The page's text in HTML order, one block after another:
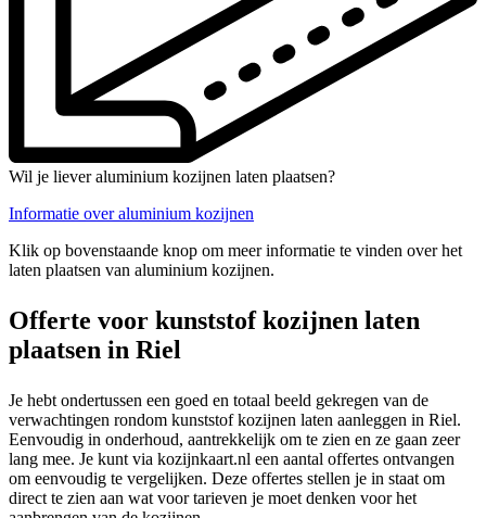
Wil je liever aluminium kozijnen laten plaatsen?
Informatie over aluminium kozijnen
Klik op bovenstaande knop om meer informatie te vinden over het
laten plaatsen van aluminium kozijnen.
Offerte voor kunststof kozijnen laten
plaatsen in Riel
Je hebt ondertussen een goed en totaal beeld gekregen van de
verwachtingen rondom kunststof kozijnen laten aanleggen in Riel.
Eenvoudig in onderhoud, aantrekkelijk om te zien en ze gaan zeer
lang mee. Je kunt via kozijnkaart.nl een aantal offertes ontvangen
om eenvoudig te vergelijken. Deze offertes stellen je in staat om
direct te zien aan wat voor tarieven je moet denken voor het